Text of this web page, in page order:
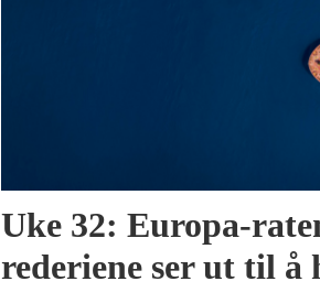
Uke 32: Europa-
rederiene ser ut til å